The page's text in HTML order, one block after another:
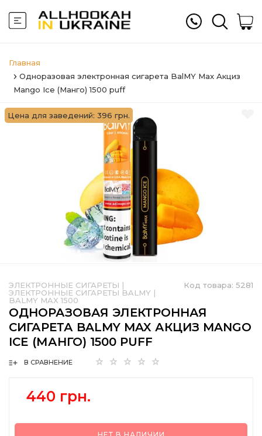
Главная
Одноразовая электронная сигарета BalMY Max Акциз
Mango Ice (Манго) 1500 puff
Цена для заведений: 396 грн.
Код товара: 5281
ЭЛЕКТРОННЫЕ СИГАРЕТЫ |
ЭЛЕКТРОННЫЕ СИГАРЕТЫ BALMY |
BALMY MAX 1500
ОДНОРАЗОВАЯ ЭЛЕКТРОННАЯ
СИГАРЕТА BALMY MAX АКЦИЗ MANGO
ICE (МАНГО) 1500 PUFF
В СРАВНЕНИЕ
440 грн.